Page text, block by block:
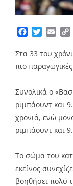
Facebook
Twitter
Στα 33 του
πιο
Συνολικά ο
ριμπάουντ και
χρονιά, ενώ
ριμπάουντ και
Το σώμα του
εκείνος
βοηθήσει πολύ